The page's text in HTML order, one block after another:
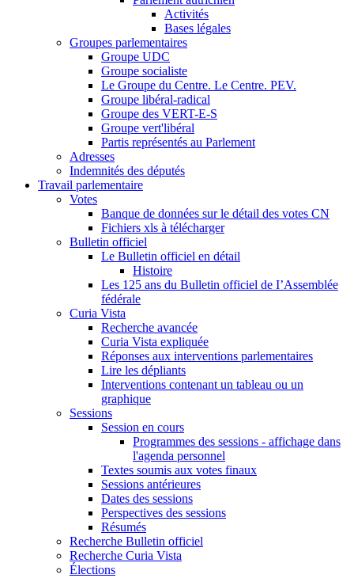
Activités
Bases légales
Groupes parlementaires
Groupe UDC
Groupe socialiste
Le Groupe du Centre. Le Centre. PEV.
Groupe libéral-radical
Groupe des VERT-E-S
Groupe vert'libéral
Partis représentés au Parlement
Adresses
Indemnités des députés
Travail parlementaire
Votes
Banque de données sur le détail des votes CN
Fichiers xls à télécharger
Bulletin officiel
Le Bulletin officiel en détail
Histoire
Les 125 ans du Bulletin officiel de I’Assemblée
fédérale
Curia Vista
Recherche avancée
Curia Vista expliquée
Réponses aux interventions parlementaires
Lire les dépliants
Interventions contenant un tableau ou un
graphique
Sessions
Session en cours
Programmes des sessions - affichage dans
l'agenda personnel
Textes soumis aux votes finaux
Sessions antérieures
Dates des sessions
Perspectives des sessions
Résumés
Recherche Bulletin officiel
Recherche Curia Vista
Élections